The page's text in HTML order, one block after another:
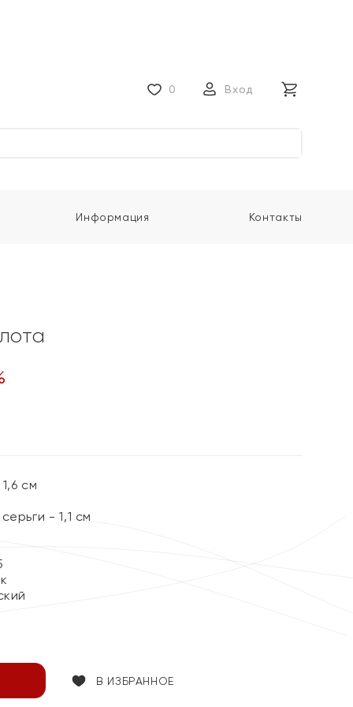
0 Вход
Информация Контакты
см
- 1,1 см
В ИЗБРАННОЕ